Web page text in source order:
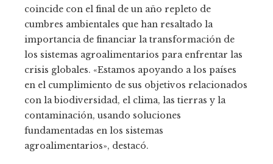
coincide con el final de un año repleto de
cumbres ambientales que han resaltado la
importancia de financiar la transformación de
los sistemas agroalimentarios para enfrentar las
crisis globales. «Estamos apoyando a los países
en el cumplimiento de sus objetivos relacionados
con la biodiversidad, el clima, las tierras y la
contaminación, usando soluciones
fundamentadas en los sistemas
agroalimentarios», destacó.